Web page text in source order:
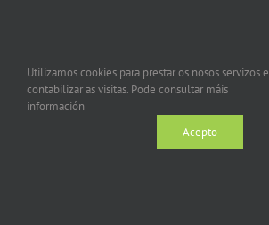
Utilizamos cookies para prestar os nosos servizos e
contabilizar as visitas. Pode consultar máis
información
Acepto